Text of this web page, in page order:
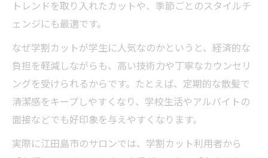
学割カット利用で叶う理想のヘアスタイル
江田島市ならではの学生向け散髪サービス
学割カットで広がる新しい髪型の楽しみ方
散髪に迷う学生なら知っておきたい最新情報
学割カットで叶える失敗しない散髪の選び
方
トレンドを取り入れたカットや、季節ごとのスタイルチ
ェンジにも最適です。
なぜ学割カットが学生に人気なのかというと、経済的な
負担を軽減しながらも、高い技術力や丁寧なカウンセリ
ングを受けられるからです。たとえば、定期的な散髪で
清潔感をキープしやすくなり、学校生活やアルバイトの
面接などでも好印象を与えやすくなります。
実際に江田島市のサロンでは、学割カット利用者から